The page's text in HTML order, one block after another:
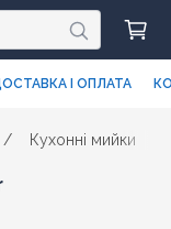
І ОПЛАТА
/ Кухонні мийки